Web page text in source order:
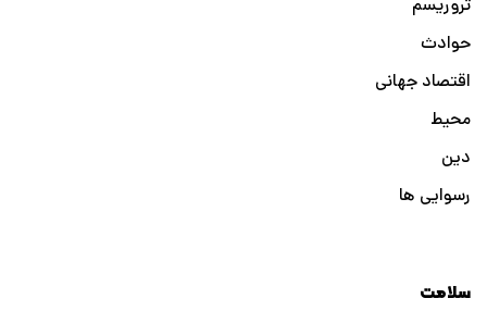
تروریسم
حوادث
اقتصاد جهانی
محیط
دین
رسوایی ها
سلامت